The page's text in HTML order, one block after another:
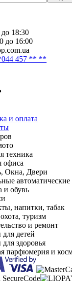
18:30
до 16:00
044 457 ** **
и оплата
техника
офиса
Окна, Двери
и обувь
напитки, табак
туризм
и ремонт
детей
здоровья
парфюмерия и